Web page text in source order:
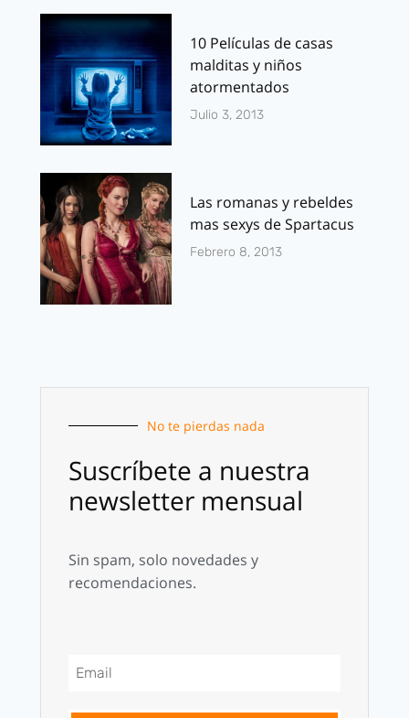
10 Películas de casas
malditas y niños
atormentados
Julio 3, 2013
Las romanas y rebeldes
mas sexys de Spartacus
Febrero 8, 2013
No te pierdas nada
Suscríbete a nuestra
newsletter mensual
Sin spam, solo novedades y
recomendaciones.